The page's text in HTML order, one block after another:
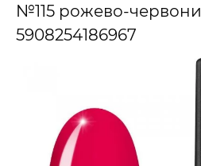
№115 рожево-
5908254186967